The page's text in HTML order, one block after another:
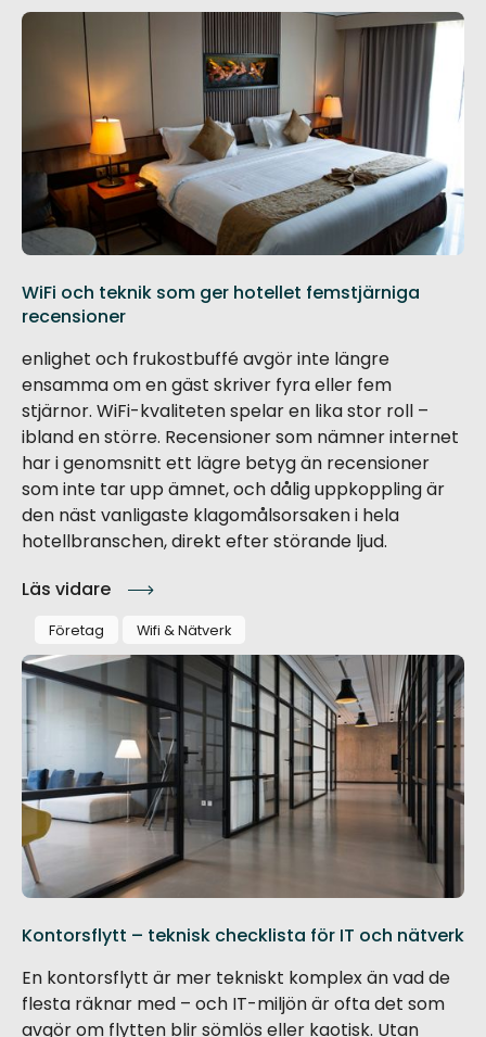
WiFi och teknik som ger hotellet femstjärniga
recensioner
enlighet och frukostbuffé avgör inte längre
ensamma om en gäst skriver fyra eller fem
stjärnor. WiFi-kvaliteten spelar en lika stor roll –
ibland en större. Recensioner som nämner internet
har i genomsnitt ett lägre betyg än recensioner
som inte tar upp ämnet, och dålig uppkoppling är
den näst vanligaste klagomålsorsaken i hela
hotellbranschen, direkt efter störande ljud.
Läs vidare
Företag Wifi & Nätverk
Kontorsflytt – teknisk checklista för IT och nätverk
En kontorsflytt är mer tekniskt komplex än vad de
flesta räknar med – och IT-miljön är ofta det som
avgör om flytten blir sömlös eller kaotisk. Utan